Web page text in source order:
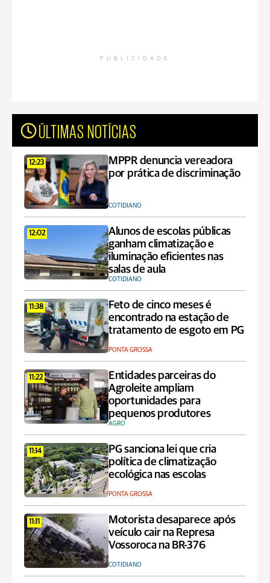
PUBLICIDADE
ÚLTIMAS NOTÍCIAS
12:23
MPPR denuncia vereadora
por prática de discriminação
COTIDIANO
12:02
Alunos de escolas públicas
ganham climatização e
iluminação eficientes nas
salas de aula
COTIDIANO
11:38
Feto de cinco meses é
encontrado na estação de
tratamento de esgoto em PG
PONTA GROSSA
11:22
Entidades parceiras do
Agroleite ampliam
oportunidades para
pequenos produtores
AGRO
11:14
PG sanciona lei que cria
política de climatização
ecológica nas escolas
PONTA GROSSA
11:11
Motorista desaparece após
veículo cair na Represa
Vossoroca na BR-376
COTIDIANO